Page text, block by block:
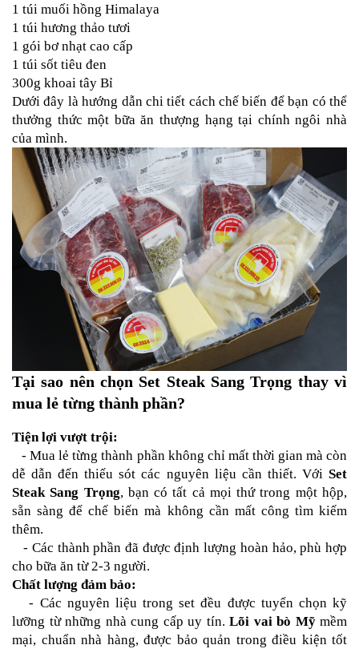
1 túi muối hồng Himalaya
1 túi hương thảo tươi
1 gói bơ nhạt cao cấp
1 túi sốt tiêu đen
300g khoai tây Bỉ
Dưới đây là hướng dẫn chi tiết cách chế biến để bạn có thể
thưởng thức một bữa ăn thượng hạng tại chính ngôi nhà
của mình.
Tại sao nên chọn Set Steak Sang Trọng thay vì
mua lẻ từng thành phần?
Tiện lợi vượt trội:
- Mua lẻ từng thành phần không chỉ mất thời gian mà còn
dễ dẫn đến thiếu sót các nguyên liệu cần thiết. Với Set
Steak Sang Trọng, bạn có tất cả mọi thứ trong một hộp,
sẵn sàng để chế biến mà không cần mất công tìm kiếm
thêm.
- Các thành phần đã được định lượng hoàn hảo, phù hợp
cho bữa ăn từ 2-3 người.
Chất lượng đảm bảo:
- Các nguyên liệu trong set đều được tuyển chọn kỹ
lưỡng từ những nhà cung cấp uy tín. Lõi vai bò Mỹ mềm
mại, chuẩn nhà hàng, được bảo quản trong điều kiện tốt